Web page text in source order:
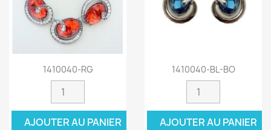
1410040-RG
AJOUTER AU PANIER
1410040-BL-BO
AJOUTER AU PANIER